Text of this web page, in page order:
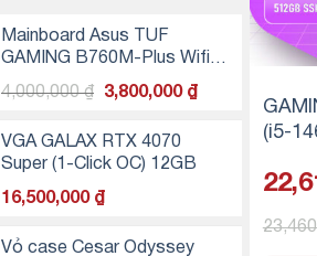
Mainboard Asus TUF
GAMING B760M-Plus Wifi
D4
4,000,000₫
Giá
là:
4,000,000 ₫.
3,800,000 ₫
3,800,000 ₫.
VGA GALAX RTX 4070
Super (1-Click OC) 12GB
16,500,000 ₫
Vỏ case Cesar Odyssey
(i5-
SD)